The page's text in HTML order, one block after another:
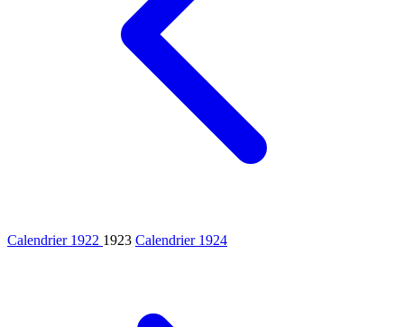
Calendrier 1922 1923 Calendrier 1924